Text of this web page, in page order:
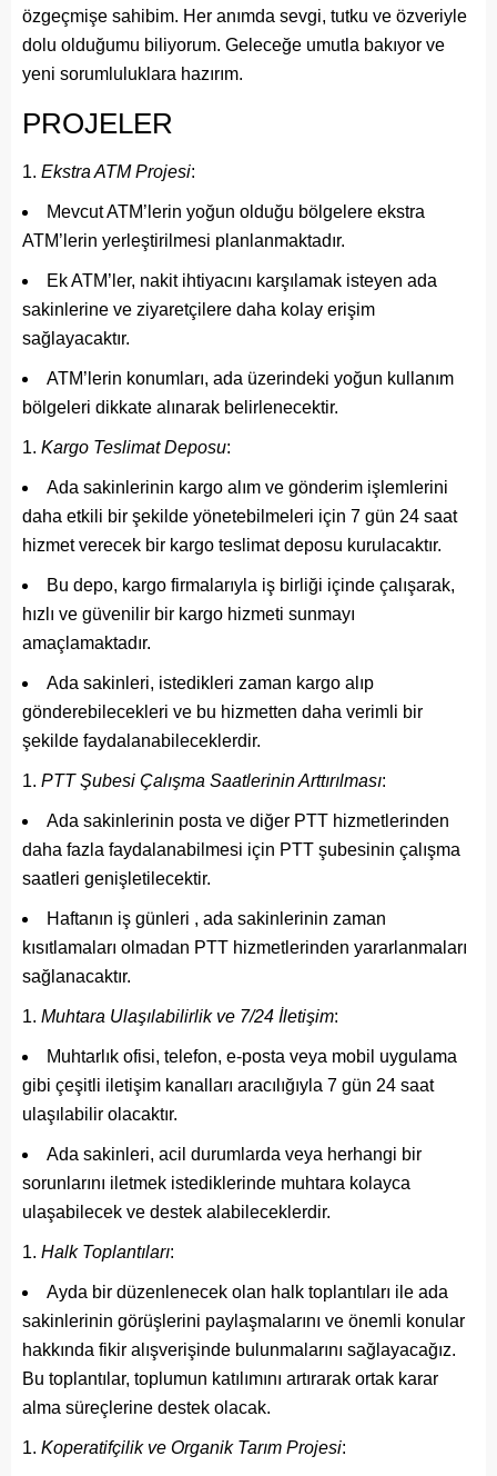
özgeçmişe sahibim. Her anımda sevgi, tutku ve özveriyle
dolu olduğumu biliyorum. Geleceğe umutla bakıyor ve
yeni sorumluluklara hazırım.
PROJELER
Ekstra ATM Projesi:
Mevcut ATM’lerin yoğun olduğu bölgelere ekstra
ATM’lerin yerleştirilmesi planlanmaktadır.
Ek ATM’ler, nakit ihtiyacını karşılamak isteyen ada
sakinlerine ve ziyaretçilere daha kolay erişim
sağlayacaktır.
ATM’lerin konumları, ada üzerindeki yoğun kullanım
bölgeleri dikkate alınarak belirlenecektir.
Kargo Teslimat Deposu:
Ada sakinlerinin kargo alım ve gönderim işlemlerini
daha etkili bir şekilde yönetebilmeleri için 7 gün 24 saat
hizmet verecek bir kargo teslimat deposu kurulacaktır.
Bu depo, kargo firmalarıyla iş birliği içinde çalışarak,
hızlı ve güvenilir bir kargo hizmeti sunmayı
amaçlamaktadır.
Ada sakinleri, istedikleri zaman kargo alıp
gönderebilecekleri ve bu hizmetten daha verimli bir
şekilde faydalanabileceklerdir.
PTT Şubesi Çalışma Saatlerinin Arttırılması:
Ada sakinlerinin posta ve diğer PTT hizmetlerinden
daha fazla faydalanabilmesi için PTT şubesinin çalışma
saatleri genişletilecektir.
Haftanın iş günleri , ada sakinlerinin zaman
kısıtlamaları olmadan PTT hizmetlerinden yararlanmaları
sağlanacaktır.
Muhtara Ulaşılabilirlik ve 7/24 İletişim:
Muhtarlık ofisi, telefon, e-posta veya mobil uygulama
gibi çeşitli iletişim kanalları aracılığıyla 7 gün 24 saat
ulaşılabilir olacaktır.
Ada sakinleri, acil durumlarda veya herhangi bir
sorunlarını iletmek istediklerinde muhtara kolayca
ulaşabilecek ve destek alabileceklerdir.
Halk Toplantıları:
Ayda bir düzenlenecek olan halk toplantıları ile ada
sakinlerinin görüşlerini paylaşmalarını ve önemli konular
hakkında fikir alışverişinde bulunmalarını sağlayacağız.
Bu toplantılar, toplumun katılımını artırarak ortak karar
alma süreçlerine destek olacak.
Koperatifçilik ve Organik Tarım Projesi: